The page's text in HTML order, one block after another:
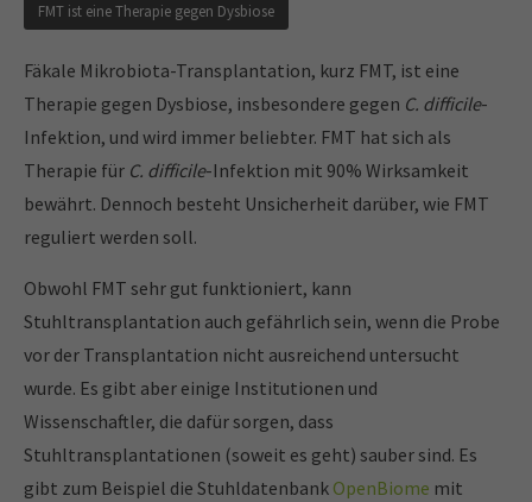
FMT ist eine Therapie gegen Dysbiose
Fäkale Mikrobiota-Transplantation, kurz FMT, ist eine
Therapie gegen Dysbiose, insbesondere gegen C. difficile-
Infektion, und wird immer beliebter. FMT hat sich als
Therapie für C. difficile-Infektion mit 90% Wirksamkeit
bewährt. Dennoch besteht Unsicherheit darüber, wie FMT
reguliert werden soll.
Obwohl FMT sehr gut funktioniert, kann
Stuhltransplantation auch gefährlich sein, wenn die Probe
vor der Transplantation nicht ausreichend untersucht
wurde. Es gibt aber einige Institutionen und
Wissenschaftler, die dafür sorgen, dass
Stuhltransplantationen (soweit es geht) sauber sind. Es
gibt zum Beispiel die Stuhldatenbank OpenBiome mit